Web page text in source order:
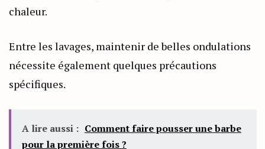
chaleur.
Entre les lavages, maintenir de belles ondulations
nécessite également quelques précautions
spécifiques.
A lire aussi : Comment faire pousser une barbe
pour la première fois ?